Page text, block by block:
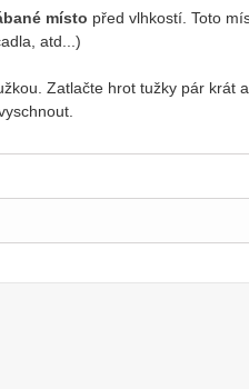
místo před vlhkostí. Toto
atd...)
Zatlačte hrot tužky pár krát